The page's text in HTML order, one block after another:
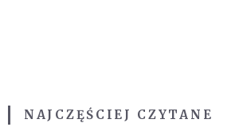
NAJCZĘŚCIEJ CZYTANE